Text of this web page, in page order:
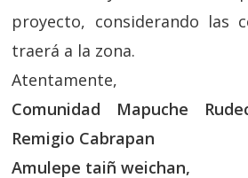
proyecto, considerando las
traerá a la zona.
Atentamente,
Comunidad Mapuche
Remigio Cabrapan
Amulepe taiñ weichan,